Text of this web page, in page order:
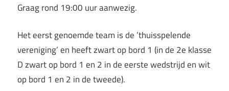
Graag rond 19:00 uur aanwezig.
Het eerst genoemde team is de ’thuisspelende
vereniging’ en heeft zwart op bord 1 (in de 2e klasse
D zwart op bord 1 en 2 in de eerste wedstrijd en wit
op bord 1 en 2 in de tweede).